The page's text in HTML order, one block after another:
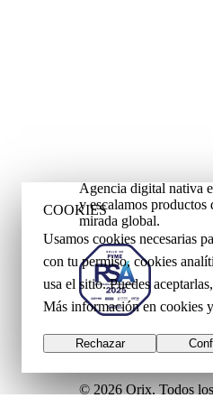
Agencia digital nativa
y escalamos productos
mirada global.
© 2026 Orix. Todos
COOKIES
Usamos cookies necesarias
con tu permiso, cookies
usa el sitio. Puedes
Más información en cookies y
Rechazar